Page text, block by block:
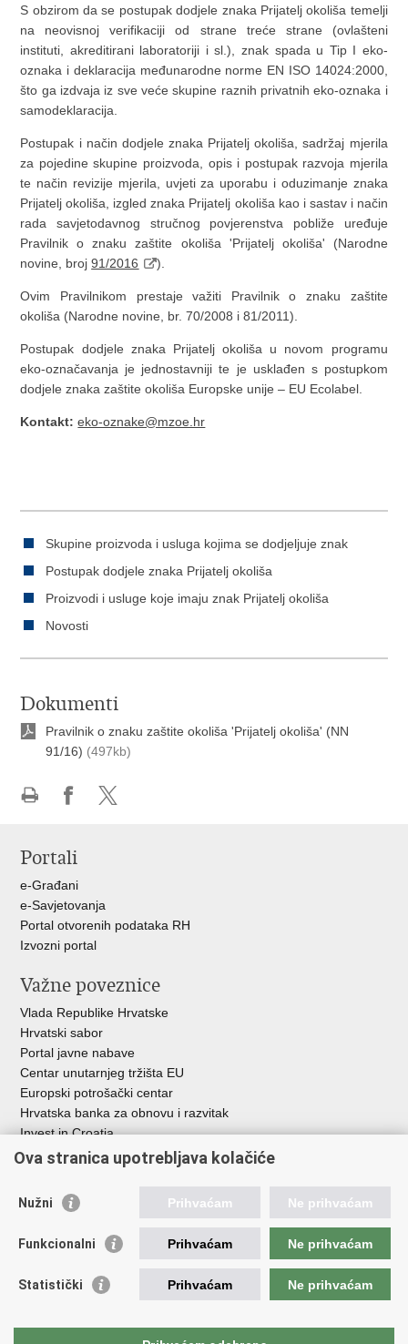
S obzirom da se postupak dodjele znaka Prijatelj okoliša temelji
na neovisnoj verifikaciji od strane treće strane (ovlašteni
instituti, akreditirani laboratoriji i sl.), znak spada u Tip I eko-
oznaka i deklaracija međunarodne norme EN ISO 14024:2000,
što ga izdvaja iz sve veće skupine raznih privatnih eko-oznaka i
samodeklaracija.
Postupak i način dodjele znaka Prijatelj okoliša, sadržaj mjerila
za pojedine skupine proizvoda, opis i postupak razvoja mjerila
te način revizije mjerila, uvjeti za uporabu i oduzimanje znaka
Prijatelj okoliša, izgled znaka Prijatelj okoliša kao i sastav i način
rada savjetodavnog stručnog povjerenstva pobliže uređuje
Pravilnik o znaku zaštite okoliša 'Prijatelj okoliša' (Narodne
novine, broj91/2016 ).
Ovim Pravilnikom prestaje važiti Pravilnik o znaku zaštite
okoliša (Narodne novine, br. 70/2008 i 81/2011).
Postupak dodjele znaka Prijatelj okoliša u novom programu
eko-označavanja je jednostavniji te je usklađen s postupkom
dodjele znaka zaštite okoliša Europske unije – EU Ecolabel.
Kontakt:eko-oznake@mzoe.hr
Skupine proizvoda i usluga kojima se dodjeljuje znak
Postupak dodjele znaka Prijatelj okoliša
Proizvodi i usluge koje imaju znak Prijatelj okoliša
Novosti
Dokumenti
Pravilnik o znaku zaštite okoliša 'Prijatelj okoliša' (NN
91/16) (497kb)
Facebooku
Portali
e-Građani
e-Savjetovanja
Portal otvorenih podataka RH
Izvozni portal
Važne poveznice
Vlada Republike Hrvatske
Hrvatski sabor
Portal javne nabave
Centar unutarnjeg tržišta EU
Europski potrošački centar
Hrvatska banka za obnovu i razvitak
Invest in Croatia
Europska banka za obnovu i razvoj
Središnja agencija za financiranje i ugovaranje
Institucije i javne ustanove u nadležnosti
Ministarstva
Agencija za ugljikovodike
Hrvatski zavod za norme
Ova stranica upotrebljava kolačiće
Nužni Prihvaćam Ne prihvaćam
Funkcionalni Prihvaćam Ne prihvaćam
Statistički Prihvaćam Ne prihvaćam